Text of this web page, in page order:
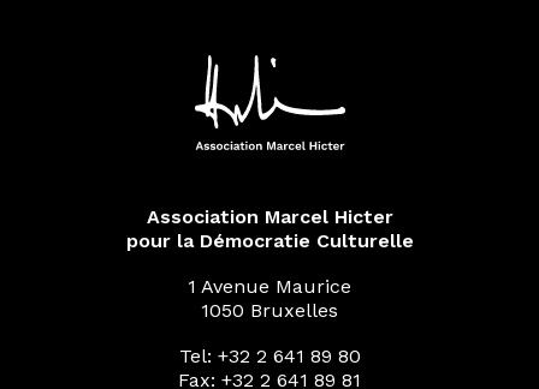
Association Marcel Hicter
pour la Démocratie Culturelle
1 Avenue Maurice
1050 Bruxelles
Tel: +32 2 641 89 80
Fax: +32 2 641 89 81